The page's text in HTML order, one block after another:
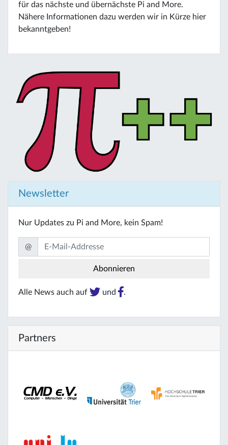
für das nächste und übernächste Pi and More.
Nähere Informationen dazu werden wir in Kürze hier
bekanntgeben!
Newsletter
Nur Updates zu Pi and More, kein Spam!
@
Alle News auch auf und .
Partners